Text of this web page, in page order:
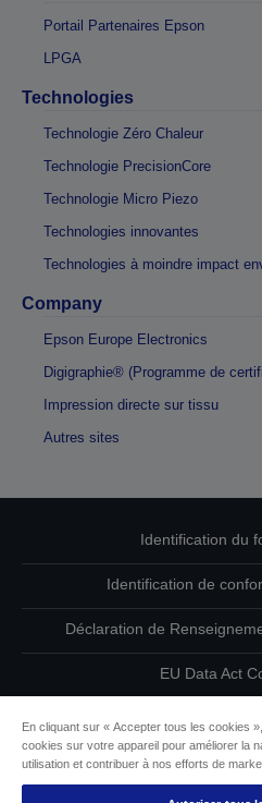
Portail Partenaires Epson
LPGA
Technologies
Technologie Zéro Chaleur
Technologie PrecisionCore
Technologie Micro Piezo
Technologies innovantes
Technologies à moindre impact
Company
Epson Europe Electronics
Digigraphie® (Programme de
Impression directe sur tissu
Autres sites
Identification du
Identification de
Déclaration de
EU Data Act
Informations sur
En cliquant sur « Accepter tous les cookies
cookies sur votre appareil pour améliorer la
utilisation et contribuer à nos efforts de